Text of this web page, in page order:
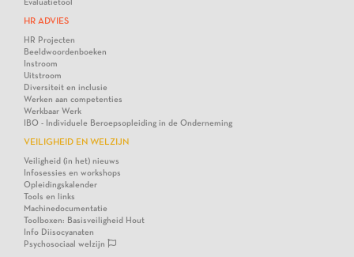
HR ADVIES
HR Projecten
Beeldwoordenboeken
Instroom
Uitstroom
Diversiteit en inclusie
Werken aan competenties
Werkbaar Werk
IBO - Individuele Beroepsopleiding in de Onderneming
VEILIGHEID EN WELZIJN
Veiligheid (in het) nieuws
Infosessies en workshops
Opleidingskalender
Tools en links
Machinedocumentatie
Toolboxen: Basisveiligheid Hout
Info Diisocyanaten
Psychosociaal welzijn